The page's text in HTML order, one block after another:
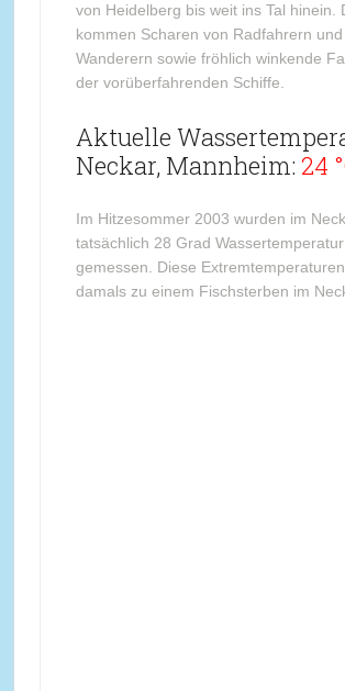
von Heidelberg bis weit ins Tal hinein.
kommen Scharen von Radfahrern und
Wanderern sowie fröhlich winkende
der vorüberfahrenden Schiffe.
Aktuelle
Neckar, Mannheim: 24
Im Hitzesommer 2003 wurden im
tatsächlich 28 Grad Wassertemperatur
gemessen. Diese
damals zu einem Fischsterben im